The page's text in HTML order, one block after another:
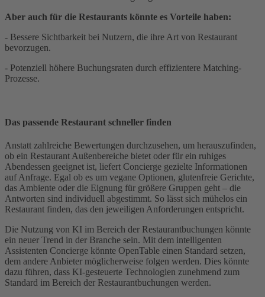
Aber auch für die Restaurants könnte es Vorteile haben:
- Bessere Sichtbarkeit bei Nutzern, die ihre Art von Restaurant
bevorzugen.
- Potenziell höhere Buchungsraten durch effizientere Matching-
Prozesse.
Das passende Restaurant schneller finden
Anstatt zahlreiche Bewertungen durchzusehen, um herauszufinden,
ob ein Restaurant Außenbereiche bietet oder für ein ruhiges
Abendessen geeignet ist, liefert Concierge gezielte Informationen
auf Anfrage. Egal ob es um vegane Optionen, glutenfreie Gerichte,
das Ambiente oder die Eignung für größere Gruppen geht – die
Antworten sind individuell abgestimmt. So lässt sich mühelos ein
Restaurant finden, das den jeweiligen Anforderungen entspricht.
Die Nutzung von KI im Bereich der Restaurantbuchungen könnte
ein neuer Trend in der Branche sein. Mit dem intelligenten
Assistenten Concierge könnte OpenTable einen Standard setzen,
dem andere Anbieter möglicherweise folgen werden. Dies könnte
dazu führen, dass KI-gesteuerte Technologien zunehmend zum
Standard im Bereich der Restaurantbuchungen werden.